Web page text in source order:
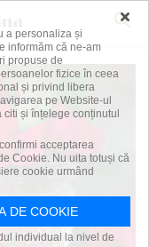
×
a personaliza și
informăm că ne-am
propuse de
fizice în ceea
și privind libera
pe Website-ul
și înțelege conținutul
acceptarea
Cookie. Nu uita totuși că
cookie urmând
DE COOKIE
individual la nivel de